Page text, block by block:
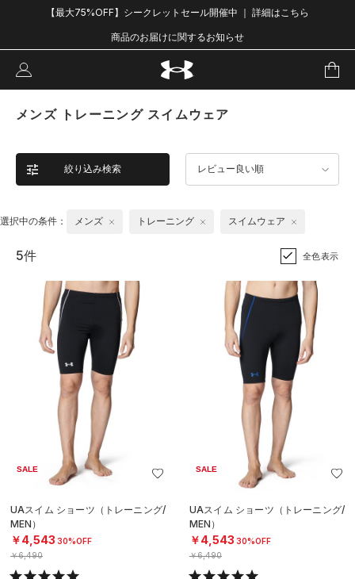
【最大75%OFF】シークレットセール開催中 ｜ 詳細はこちら
商品のお届けに関するお知らせ
メンズ トレーニング スイムウェア
絞り込み検索 レビュー良い順
選択中の条件： メンズ トレーニング スイムウェア
5件 全色表示
SALE
UAスイム ショーツ（トレーニング/
MEN）
￥4,543 30%OFF
￥6,490
SALE
UAスイム ショーツ（トレーニング/
MEN）
￥4,543 30%OFF
￥6,490